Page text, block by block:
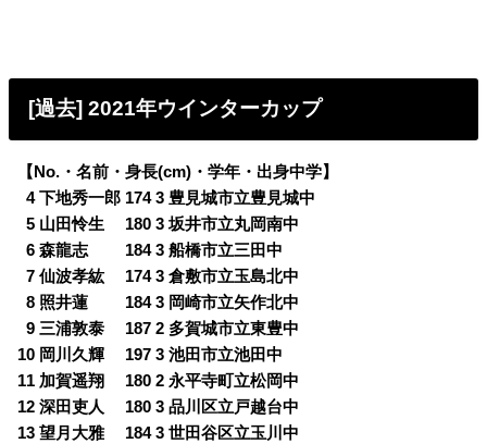
[過去] 2021年ウインターカップ
【No.・名前・身長(cm)・学年・出身中学】
04 下地秀一郎 174 3 豊見城市立豊見城中
05 山田怜生 180 3 坂井市立丸岡南中
06 森龍志 184 3 船橋市立三田中
07 仙波孝紘 174 3 倉敷市立玉島北中
08 照井蓮 184 3 岡崎市立矢作北中
09 三浦敦泰 187 2 多賀城市立東豊中
10 岡川久輝 197 3 池田市立池田中
11 加賀遥翔 180 2 永平寺町立松岡中
12 深田吏人 180 3 品川区立戸越台中
13 望月大雅 184 3 世田谷区立玉川中